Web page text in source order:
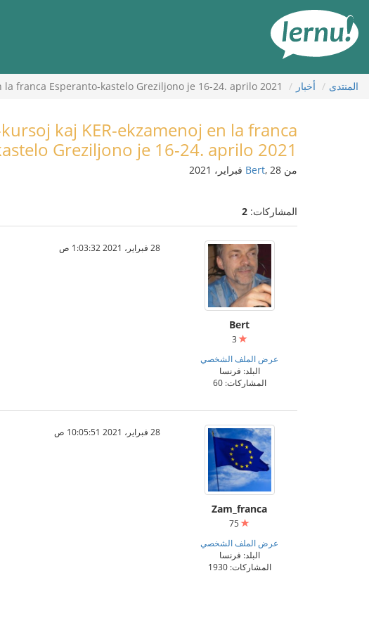
المحتويات
المنتدى أخبار franca Esperanto-kastelo Greziljono je 16-24. aprilo 2021.
kaj KER-ekzamenoj en la franca
Greziljono je 16-24. aprilo 2021.
من Bert, 28 فبراير، 2021
المشاركات: 2
Bert
عرض الملف الشخصي
البلد: فرنسا
المشاركات: 60
28 فبراير، 2021 1:03:32 ص
Zam_franca
عرض الملف الشخصي
البلد: فرنسا
المشاركات: 1930
28 فبراير، 2021 10:05:51 ص